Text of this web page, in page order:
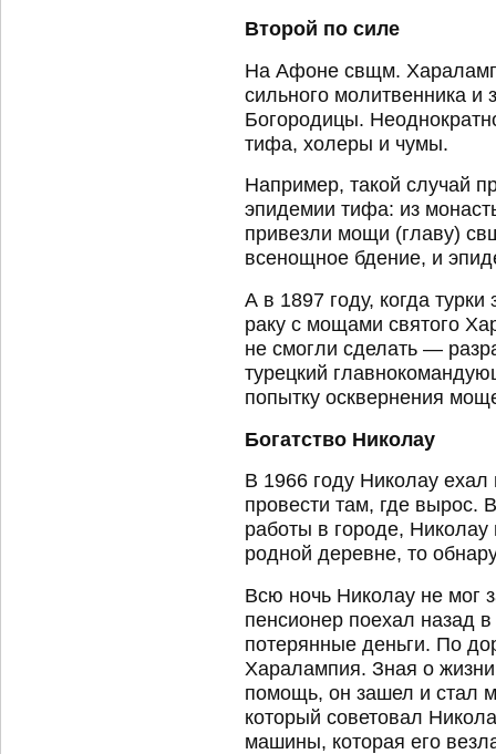
Второй по силе
На Афоне свщм.
сильного молитвенника и
Богородицы.
тифа, холеры и чумы.
Например, такой случай
эпидемии тифа: из
привезли мощи (главу)
всенощное бдение, и
А в 1897 году, когда
раку с мощами святого
не смогли сделать —
турецкий
попытку осквернения
Богатство Николау
В 1966 году Николау
провести там, где вырос.
работы в городе, Николау
родной деревне, то
Всю ночь Николау не мог
пенсионер поехал назад
потерянные деньги. По
Харалампия. Зная о
помощь, он зашел и стал
который советовал
машины, которая его